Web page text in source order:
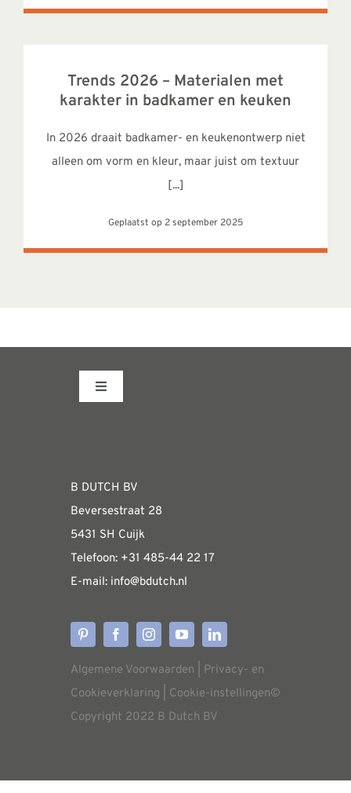
Trends 2026 – Materialen met
karakter in badkamer en keuken
In 2026 draait badkamer- en keukenontwerp niet
alleen om vorm en kleur, maar juist om textuur
[...]
Geplaatst op 2 september 2025
Toggle
WEBSHOP
Algemene informatie &
Verzendkosten
Levertijden
Aflevering
B DUTCH BV
Beversestraat 28
5431 SH Cuijk
Telefoon: +31 485-44 22 17
E-mail: info@bdutch.nl
Algemene Voorwaarden
Privacy- en
Cookieverklaring
Cookie-instellingen©
Copyright 2022 B Dutch BV